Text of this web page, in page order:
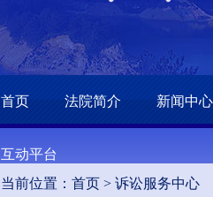
首页 法院简介 新闻中心
互动平台
当前位置： 首页 > 诉讼服务中心